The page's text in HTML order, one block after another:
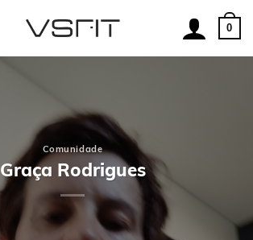
0
Comunidade
Graça Rodrigues